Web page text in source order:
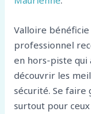
Valloire
professionnel
en hors-piste qui
découvrir les
sécurité. Se faire
surtout pour